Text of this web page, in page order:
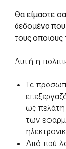
Θα είμαστε
δεδομένα
τους οποίους
Αυτή η
Τα
ως πελάτη
των
Από πού